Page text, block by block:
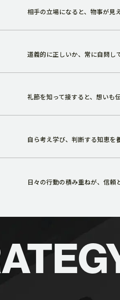
相手の立場になると、物事が見
道義的に正しいか、常に自問し
礼節を知って接すると、想いも伝
自ら考え学び、判断する知恵を養
日々の行動の積み重ねが、信頼